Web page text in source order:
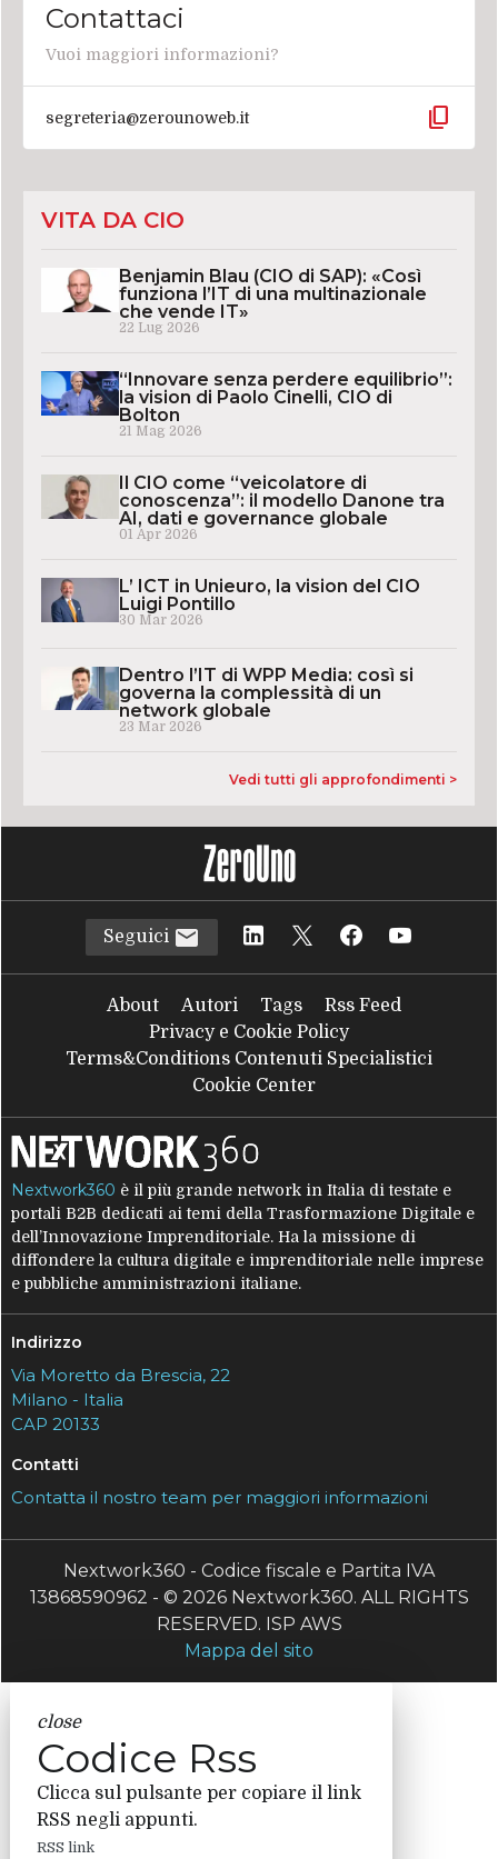
Contattaci
Vuoi maggiori informazioni?
segreteria@zerounoweb.it content_copy
VITA DA CIO
Benjamin Blau (CIO di SAP): «Così
funziona l’IT di una multinazionale
che vende IT»
22 Lug 2026
“Innovare senza perdere equilibrio”:
la vision di Paolo Cinelli, CIO di
Bolton
21 Mag 2026
Il CIO come “veicolatore di
conoscenza”: il modello Danone tra
AI, dati e governance globale
01 Apr 2026
L’ ICT in Unieuro, la vision del CIO
Luigi Pontillo
30 Mar 2026
Dentro l’IT di WPP Media: così si
governa la complessità di un
network globale
23 Mar 2026
Vedi tutti gli approfondimenti >
Seguici
About Autori Tags
Rss Feed
Privacy e Cookie Policy
Terms&Conditions Contenuti Specialistici
Cookie Center
Nextwork360 è il più grande network in Italia di testate e
portali B2B dedicati ai temi della Trasformazione Digitale e
dell’Innovazione Imprenditoriale. Ha la missione di
diffondere la cultura digitale e imprenditoriale nelle imprese
e pubbliche amministrazioni italiane.
Indirizzo
Via Moretto da Brescia, 22
Milano - Italia
CAP 20133
Contatti
Contatta il nostro team per maggiori informazioni
Nextwork360 - Codice fiscale e Partita IVA
13868590962 - © 2026 Nextwork360. ALL RIGHTS
RESERVED. ISP AWS
Mappa del sito
close
Codice Rss
Clicca sul pulsante per copiare il link
RSS negli appunti.
RSS link